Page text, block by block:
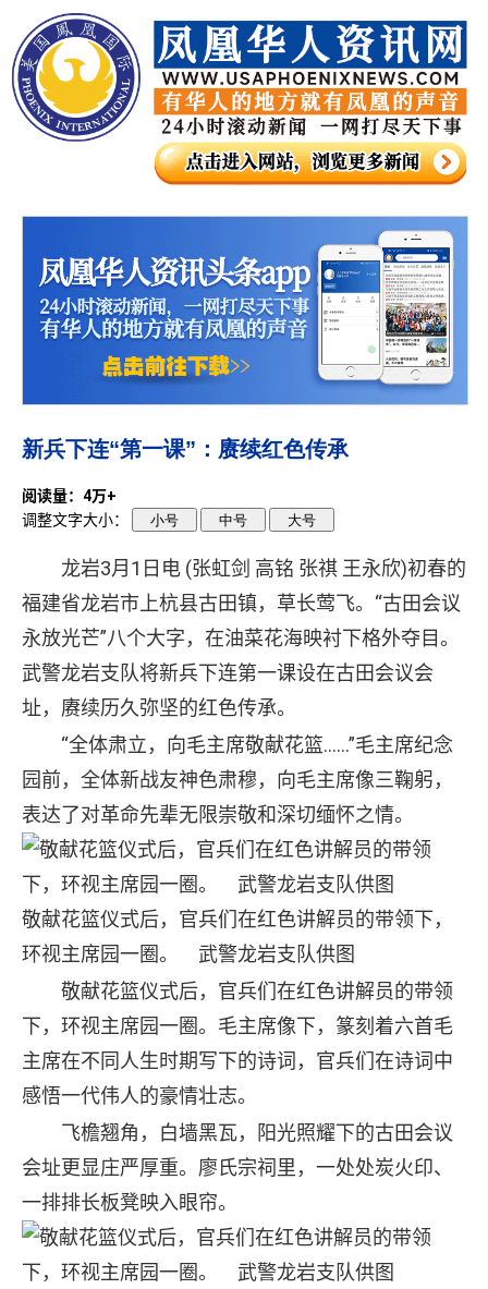
新兵下连“第一课”：赓续红色传承
阅读量：4万+
调整文字大小：
小号 中号 大号
龙岩3月1日电 (张虹剑 高铭 张祺 王永欣)初春的
福建省龙岩市上杭县古田镇，草长莺飞。“古田会议
永放光芒”八个大字，在油菜花海映衬下格外夺目。
武警龙岩支队将新兵下连第一课设在古田会议会
址，赓续历久弥坚的红色传承。
“全体肃立，向毛主席敬献花篮……”毛主席纪念
园前，全体新战友神色肃穆，向毛主席像三鞠躬，
表达了对革命先辈无限崇敬和深切缅怀之情。
敬献花篮仪式后，官兵们在红色讲解员的带领下，
环视主席园一圈。 武警龙岩支队供图
敬献花篮仪式后，官兵们在红色讲解员的带领
下，环视主席园一圈。毛主席像下，篆刻着六首毛
主席在不同人生时期写下的诗词，官兵们在诗词中
感悟一代伟人的豪情壮志。
飞檐翘角，白墙黑瓦，阳光照耀下的古田会议
会址更显庄严厚重。廖氏宗祠里，一处处炭火印、
一排排长板凳映入眼帘。